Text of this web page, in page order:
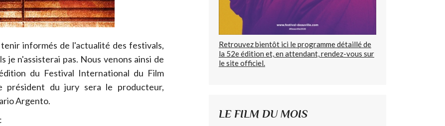
informés de l'actualité des festivals,
je n'assisterai pas. Nous venons ainsi de
du Festival International du Film
président du jury sera le producteur,
Argento.
Retrouvez bientôt ici le programme détaillé de
la 52e édition et, en attendant, rendez-vous sur
le site officiel.
LE FILM DU MOIS